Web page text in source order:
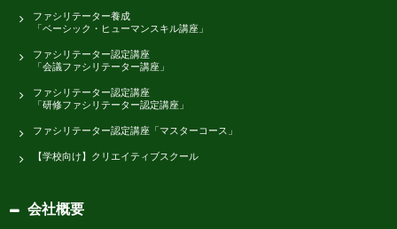
ファシリテーター養成
「ベーシック・ヒューマンスキル講座」
ファシリテーター認定講座
「会議ファシリテーター講座」
ファシリテーター認定講座
「研修ファシリテーター認定講座」
ファシリテーター認定講座「マスターコース」
【学校向け】クリエイティブスクール
会社概要